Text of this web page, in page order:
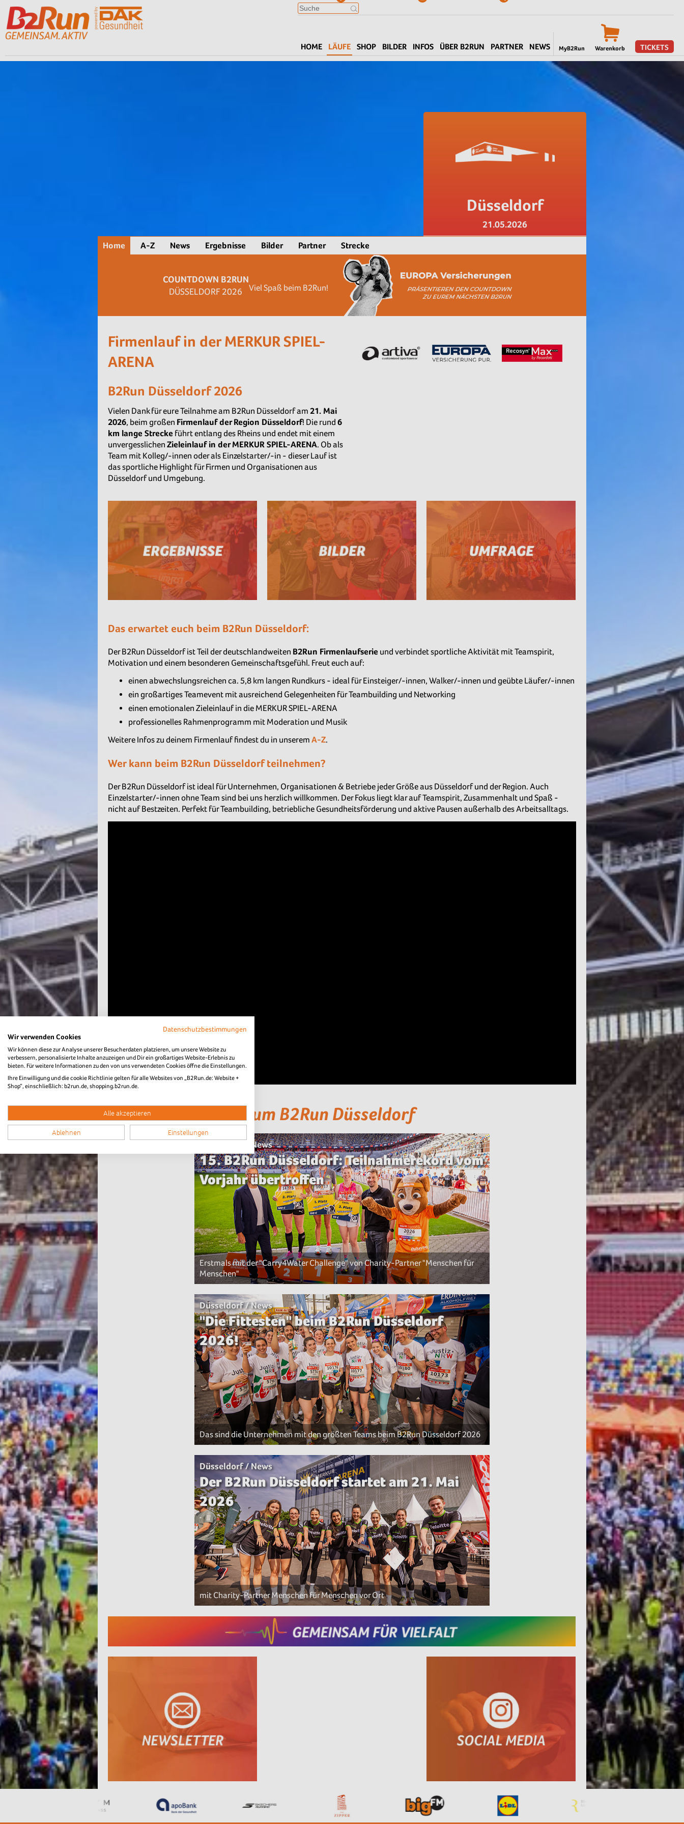
MyB2Run Warenkorb TICKETS
HOME LÄUFE SHOP BILDER INFOS ÜBER B2RUN PARTNER NEWS
Düsseldorf
21.05.2026
Home A-Z News Ergebnisse Bilder Partner Strecke
COUNTDOWN B2RUN
DÜSSELDORF 2026
Viel Spaß beim B2Run!
Firmenlauf in der MERKUR SPIEL-
ARENA
B2Run Düsseldorf 2026
Vielen Dank für eure Teilnahme am B2Run Düsseldorf am 21. Mai
2026, beim großen Firmenlauf der Region Düsseldorf! Die rund 6
km lange Strecke führt entlang des Rheins und endet mit einem
unvergesslichen Zieleinlauf in der MERKUR SPIEL-ARENA. Ob als
Team mit Kolleg/-innen oder als Einzelstarter/-in - dieser Lauf ist
das sportliche Highlight für Firmen und Organisationen aus
Düsseldorf und Umgebung.
Das erwartet euch beim B2Run Düsseldorf:
Der B2Run Düsseldorf ist Teil der deutschlandweiten B2Run Firmenlaufserie und verbindet sportliche Aktivität mit Teamspirit,
Motivation und einem besonderen Gemeinschaftsgefühl. Freut euch auf:
einen abwechslungsreichen ca. 5,8 km langen Rundkurs - ideal für Einsteiger/-innen, Walker/-innen und geübte Läufer/-innen
ein großartiges Teamevent mit ausreichend Gelegenheiten für Teambuilding und Networking
einen emotionalen Zieleinlauf in die MERKUR SPIEL-ARENA
professionelles Rahmenprogramm mit Moderation und Musik
Weitere Infos zu deinem Firmenlauf findest du in unserem A-Z.
Wer kann beim B2Run Düsseldorf teilnehmen?
Der B2Run Düsseldorf ist ideal für Unternehmen, Organisationen & Betriebe jeder Größe aus Düsseldorf und der Region. Auch
Einzelstarter/-innen ohne Team sind bei uns herzlich willkommen. Der Fokus liegt klar auf Teamspirit, Zusammenhalt und Spaß -
nicht auf Bestzeiten. Perfekt für Teambuilding, betriebliche Gesundheitsförderung und aktive Pausen außerhalb des Arbeitsalltags.
Neues zum B2Run Düsseldorf
Düsseldorf / News
15. B2Run Düsseldorf: Teilnahmerekord vom
Vorjahr übertroffen
Erstmals mit der "Carry4Water Challenge" von Charity-Partner "Menschen für
Menschen"
Düsseldorf / News
"Die Fittesten" beim B2Run Düsseldorf
2026!
Das sind die Unternehmen mit den größten Teams beim B2Run Düsseldorf 2026
Düsseldorf / News
Der B2Run Düsseldorf startet am 21. Mai
2026
mit Charity-Partner Menschen für Menschen vor Ort
Datenschutzbestimmungen
Wir verwenden Cookies
Wir können diese zur Analyse unserer Besucherdaten platzieren, um unsere Website zu
verbessern, personalisierte Inhalte anzuzeigen und Dir ein großartiges Website-Erlebnis zu
bieten. Für weitere Informationen zu den von uns verwendeten Cookies öffne die Einstellungen.
Ihre Einwilligung und die cookie Richtlinie gelten für alle Websites von „B2Run.de: Website +
Shop“, einschließlich: b2run.de, shopping.b2run.de.
Alle akzeptieren
Ablehnen Einstellungen